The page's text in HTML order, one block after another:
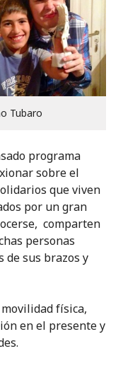
Tubaro
programa
sobre el
que viven
por un gran
comparten
personas
de sus brazos y
física,
en el presente y